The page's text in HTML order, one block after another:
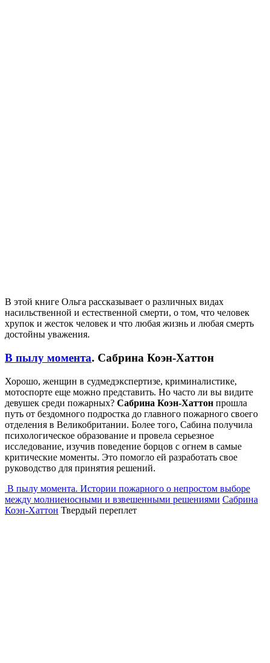
В этой книге Ольга рассказывает о различных видах
насильственной и естественной смерти, о том, что человек
хрупок и жесток человек и что любая жизнь и любая смерть
достойны уважения.
В пылу момента. Сабрина Коэн-Хаттон
Хорошо, женщин в судмедэкспертизе, криминалистике,
мотоспорте еще можно представить. Но часто ли вы видите
девушек среди пожарных? Сабрина Коэн-Хаттон прошла
путь от бездомного подростка до главного пожарного своего
отделения в Великобритании. Более того, Сабина получила
психологическое образование и провела серьезное
исследование, изучив поведение борцов с огнем в самые
критические моменты. Это помогло ей разработать свое
руководство для принятия решений.
В пылу момента. Истории пожарного о непростом выборе
между молниеносными и взвешенными решениями Сабрина
Коэн-Хаттон Твердый переплет